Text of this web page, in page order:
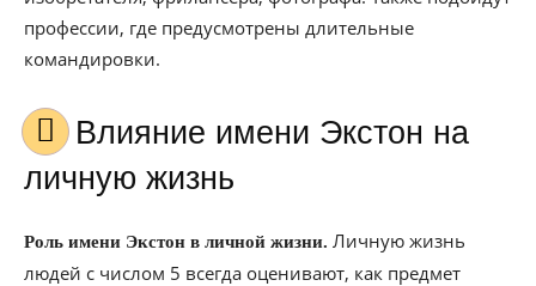
профессии, где предусмотрены длительные
командировки.
Влияние имени Экстон на
личную жизнь
Роль имени Экстон в личной жизни. Личную жизнь
людей с числом 5 всегда оценивают, как предмет